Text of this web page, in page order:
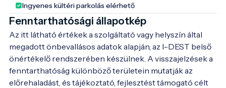
Ingyenes kültéri parkolás elérhető
Fenntarthatósági állapotkép
Az itt látható értékek a szolgáltató vagy helyszín által
megadott önbevallásos adatok alapján, az I-DEST belső
önértékelő rendszerében készülnek. A visszajelzések a
fenntarthatóság különböző területein mutatják az
előrehaladást, és tájékoztató, fejlesztést támogató célt